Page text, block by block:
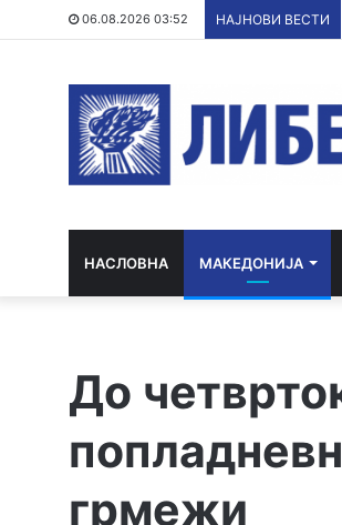
06.08.2026 03:52 НАЈНОВИ ВЕСТИ
НАСЛОВНА МАКЕДОНИЈА
До
грмежи